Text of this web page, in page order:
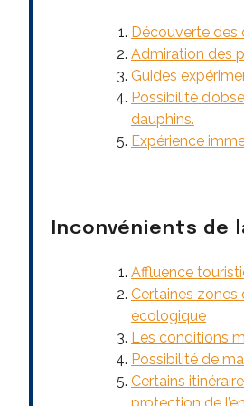
Découverte des
Admiration des
Guides
Possibilité
dauphins.
Expérience
Inconvénients de
Affluence
Certaines zones
écologique
Les conditions
Possibilité de
Certains
protection de